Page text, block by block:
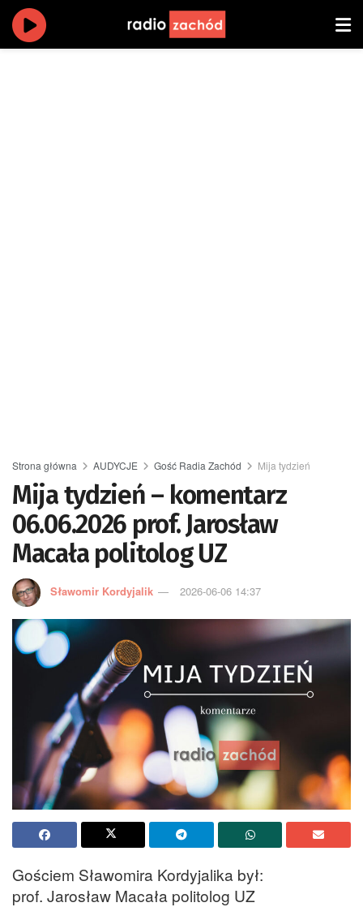
Strona główna AUDYCJE Gość Radia Zachód Mija tydzień
Mija tydzień – komentarz
06.06.2026 prof. Jarosław
Macała politolog UZ
Sławomir Kordyjalik 2026-06-06 14:37
Gościem Sławomira Kordyjalika był:
prof. Jarosław Macała politolog UZ